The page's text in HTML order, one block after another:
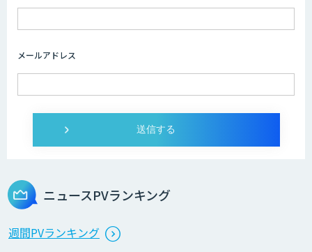
メールアドレス
ニュースPVランキング
週間PVランキング